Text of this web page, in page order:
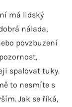
má lidský
nálada,
povzbuzení
spalovat tuky.
to nesmíte s
Jak se říká,